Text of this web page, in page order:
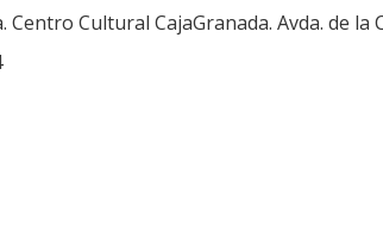
Centro Cultural CajaGranada. Avda. de la